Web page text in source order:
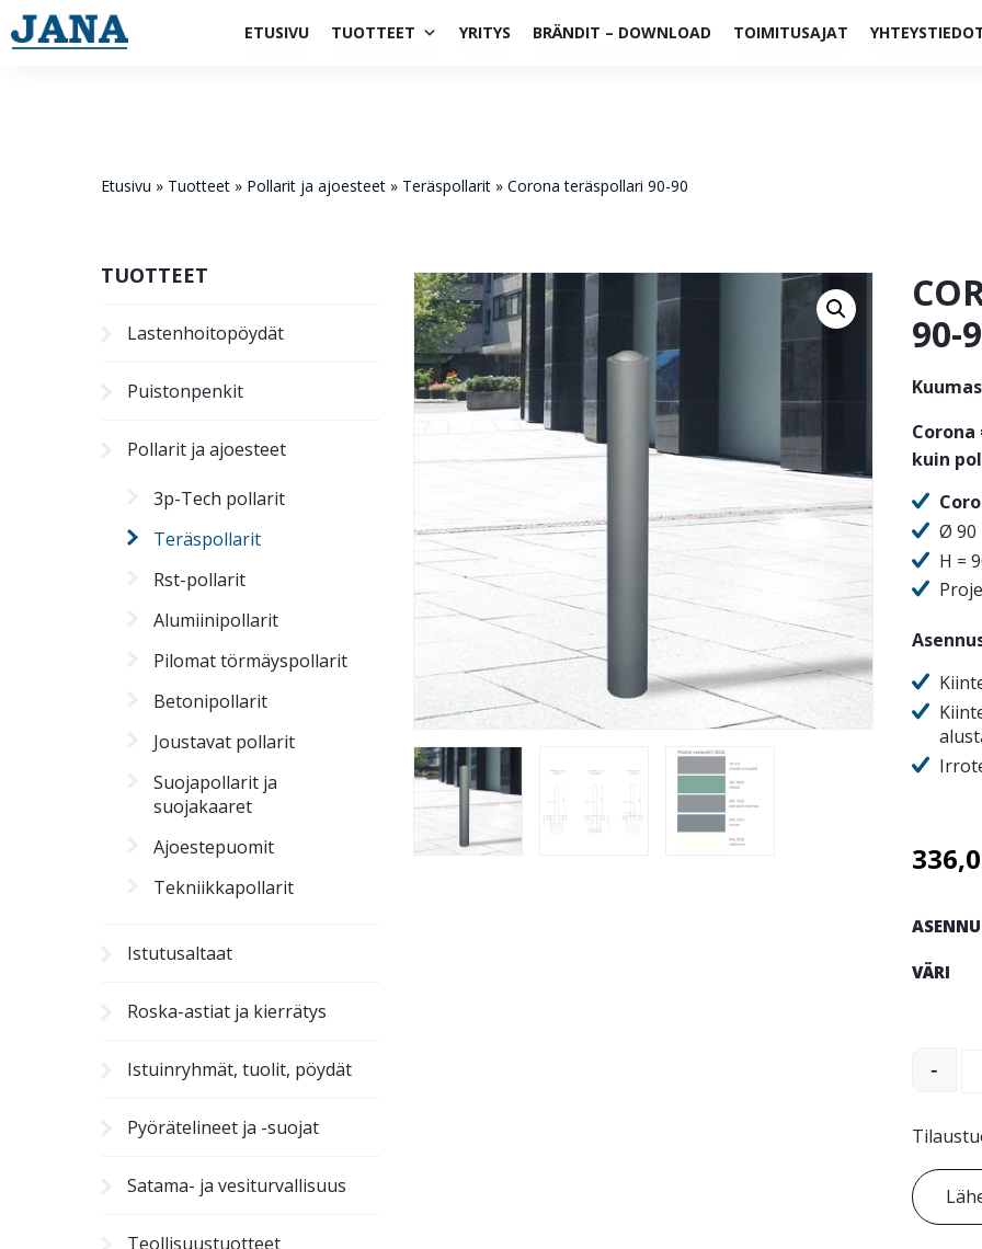
1984
ETUSIVU TUOTTEET YRITYS BRÄNDIT – DOWNLOAD TOIMITUSAJAT
Etusivu » Tuotteet » Pollarit ja ajoesteet » Teräspollarit » Corona teräspollari 90-90
TUOTTEET
Lastenhoito­pöydät
Puistonpenkit
Pollarit ja ajoesteet
3p-Tech pollarit
Teräspollarit
Rst-pollarit
Alumiinipollarit
Pilomat törmäyspollarit
Betonipollarit
Joustavat pollarit
Suojapollarit ja
suojakaaret
Ajoestepuomit
Tekniikkapollarit
Istutusaltaat
Roska-astiat ja kierrätys
Istuinryhmät, tuolit, pöydät
Pyörätelineet ja -suojat
Satama- ja vesiturvallisuus
Teollisuustuotteet
90-
kuin
Ø 90
H =
VÄRI
-